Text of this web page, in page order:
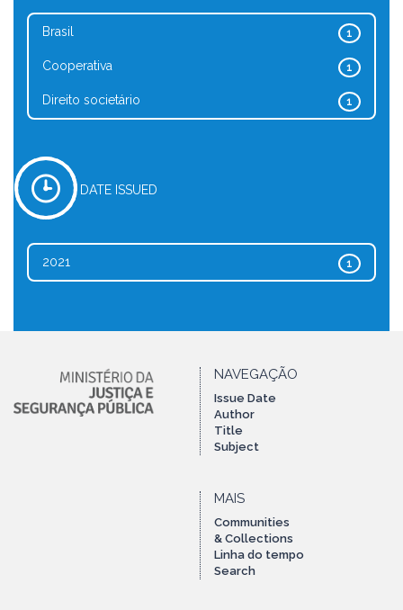
1
Brasil
1
Cooperativa
1
Direito societário
DATE ISSUED
1
2021
NAVEGAÇÃO
Issue Date
Author
Title
Subject
MAIS
Communities
& Collections
Linha do tempo
Search